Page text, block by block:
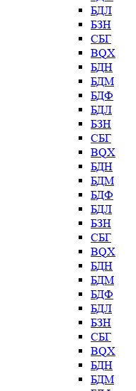
БДЛ
БЗН
СБГ
BQX
БДН
БДМ
БДФ
БДЛ
БЗН
СБГ
BQX
БДН
БДМ
БДФ
БДЛ
БЗН
СБГ
BQX
БДН
БДМ
БДФ
БДЛ
БЗН
СБГ
BQX
БДН
БДМ